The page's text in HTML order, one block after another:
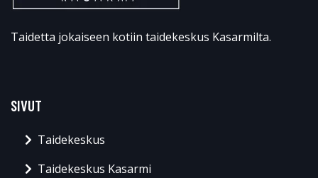
Taidetta jokaiseen kotiin taidekeskus Kasarmilta.
SIVUT
Taidekeskus
Taidekeskus Kasarmi